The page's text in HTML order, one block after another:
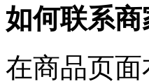
如何联系商
在商品页